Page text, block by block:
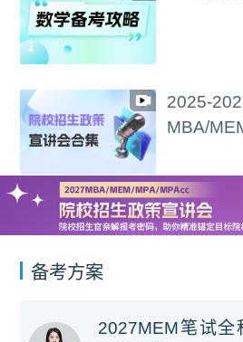
2025-
MBA/
备考方案
2027MEM笔试全